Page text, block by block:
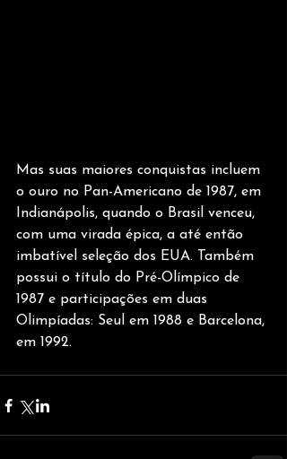
Mas suas maiores conquistas incluem
o ouro no Pan-Americano de 1987, em
Indianápolis, quando o Brasil venceu,
com uma virada épica, a até então
imbatível seleção dos EUA. Também
possui o título do Pré-Olímpico de
1987 e participações em duas
Olimpíadas: Seul em 1988 e Barcelona,
em 1992.